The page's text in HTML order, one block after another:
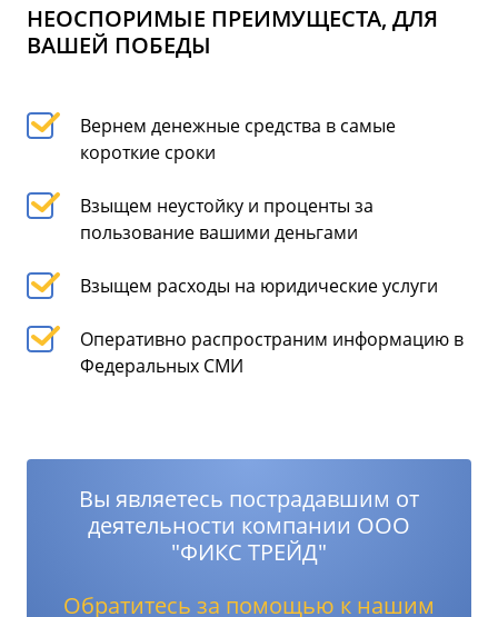
НЕОСПОРИМЫЕ ПРЕИМУЩЕСТА, ДЛЯ
ВАШЕЙ ПОБЕДЫ
Вернем денежные средства в самые
короткие сроки
Взыщем неустойку и проценты за
пользование вашими деньгами
Взыщем расходы на юридические услуги
Оперативно распространим информацию в
Федеральных СМИ
Вы являетесь пострадавшим от
деятельности компании ООО
"ФИКС ТРЕЙД"
Обратитесь за помощью к нашим